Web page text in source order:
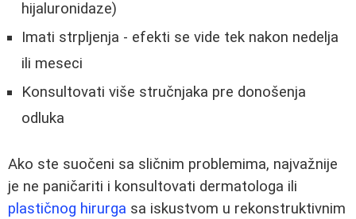
hijaluronidaze)
Imati strpljenja - efekti se vide tek nakon nedelja
ili meseci
Konsultovati više stručnjaka pre donošenja
odluka
Ako ste suočeni sa sličnim problemima, najvažnije
je ne paničariti i konsultovati dermatologa ili
plastičnog hirurga sa iskustvom u rekonstruktivnim